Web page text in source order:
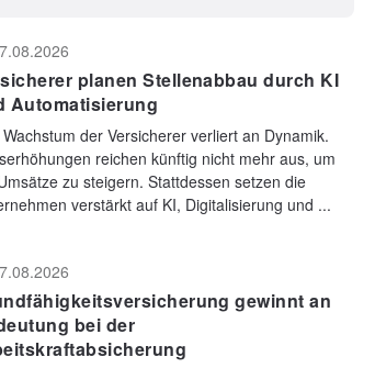
planen Stellenabbau durch KI
Automatisierung
Wachstum der Versicherer verliert an Dynamik.
reichen künftig nicht mehr aus, um
zu steigern. Stattdessen setzen die
verstärkt auf KI, Digitalisierung und ...
gewinnt an
bei der